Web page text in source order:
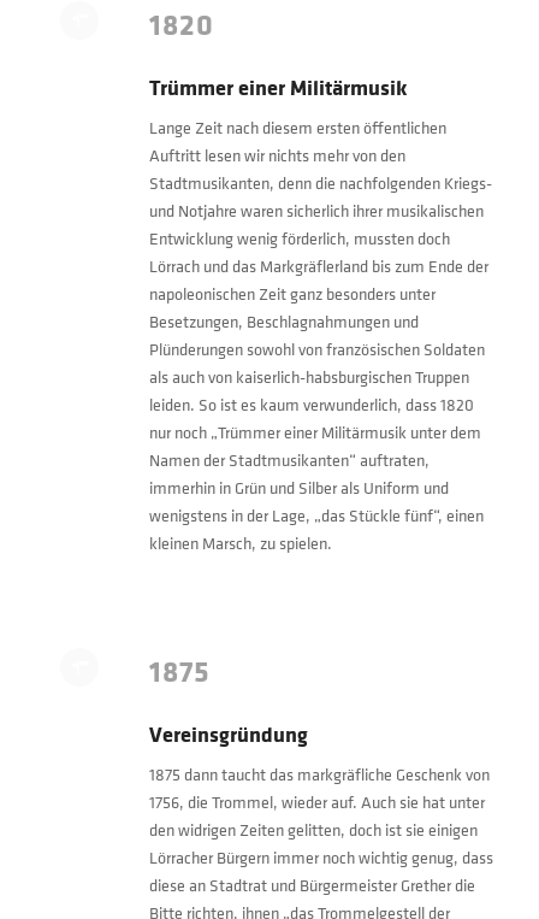
1820
Trümmer einer Militärmusik
Lange Zeit nach diesem ersten öffentlichen
Auftritt lesen wir nichts mehr von den
Stadtmusikanten, denn die nachfolgenden Kriegs-
und Notjahre waren sicherlich ihrer musikalischen
Entwicklung wenig förderlich, mussten doch
Lörrach und das Markgräflerland bis zum Ende der
napoleonischen Zeit ganz besonders unter
Besetzungen, Beschlagnahmungen und
Plünderungen sowohl von französischen Soldaten
als auch von kaiserlich-habsburgischen Truppen
leiden. So ist es kaum verwunderlich, dass 1820
nur noch „Trümmer einer Militärmusik unter dem
Namen der Stadtmusikanten“ auftraten,
immerhin in Grün und Silber als Uniform und
wenigstens in der Lage, „das Stückle fünf“, einen
kleinen Marsch, zu spielen.
1875
Vereinsgründung
1875 dann taucht das markgräfliche Geschenk von
1756, die Trommel, wieder auf. Auch sie hat unter
den widrigen Zeiten gelitten, doch ist sie einigen
Lörracher Bürgern immer noch wichtig genug, dass
diese an Stadtrat und Bürgermeister Grether die
Bitte richten, ihnen „das Trommelgestell der